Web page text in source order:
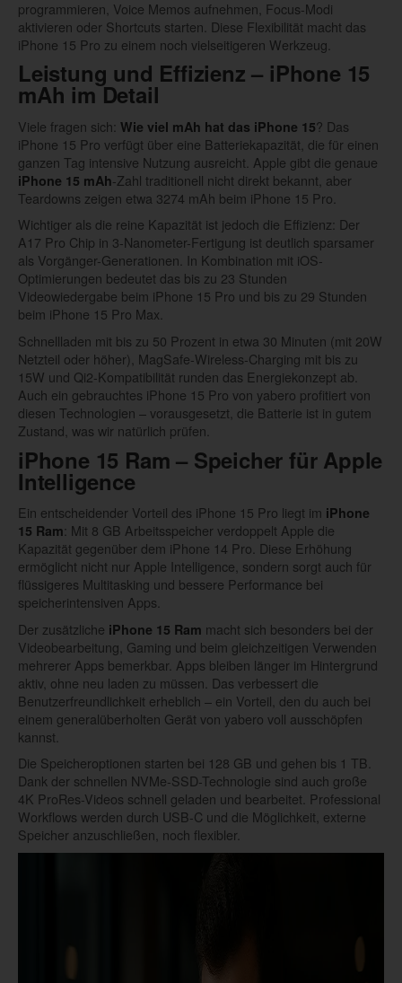
programmieren, Voice Memos aufnehmen, Focus-Modi
aktivieren oder Shortcuts starten. Diese Flexibilität macht das
iPhone 15 Pro zu einem noch vielseitigeren Werkzeug.
Leistung und Effizienz – iPhone 15
mAh im Detail
Viele fragen sich: Wie viel mAh hat das iPhone 15? Das
iPhone 15 Pro verfügt über eine Batteriekapazität, die für einen
ganzen Tag intensive Nutzung ausreicht. Apple gibt die genaue
iPhone 15 mAh-Zahl traditionell nicht direkt bekannt, aber
Teardowns zeigen etwa 3274 mAh beim iPhone 15 Pro.
Wichtiger als die reine Kapazität ist jedoch die Effizienz: Der
A17 Pro Chip in 3-Nanometer-Fertigung ist deutlich sparsamer
als Vorgänger-Generationen. In Kombination mit iOS-
Optimierungen bedeutet das bis zu 23 Stunden
Videowiedergabe beim iPhone 15 Pro und bis zu 29 Stunden
beim iPhone 15 Pro Max.
Schnellladen mit bis zu 50 Prozent in etwa 30 Minuten (mit 20W
Netzteil oder höher), MagSafe-Wireless-Charging mit bis zu
15W und Qi2-Kompatibilität runden das Energiekonzept ab.
Auch ein gebrauchtes iPhone 15 Pro von yabero profitiert von
diesen Technologien – vorausgesetzt, die Batterie ist in gutem
Zustand, was wir natürlich prüfen.
iPhone 15 Ram – Speicher für Apple
Intelligence
Ein entscheidender Vorteil des iPhone 15 Pro liegt im iPhone
15 Ram: Mit 8 GB Arbeitsspeicher verdoppelt Apple die
Kapazität gegenüber dem iPhone 14 Pro. Diese Erhöhung
ermöglicht nicht nur Apple Intelligence, sondern sorgt auch für
flüssigeres Multitasking und bessere Performance bei
speicherintensiven Apps.
Der zusätzliche iPhone 15 Ram macht sich besonders bei der
Videobearbeitung, Gaming und beim gleichzeitigen Verwenden
mehrerer Apps bemerkbar. Apps bleiben länger im Hintergrund
aktiv, ohne neu laden zu müssen. Das verbessert die
Benutzerfreundlichkeit erheblich – ein Vorteil, den du auch bei
einem generalüberholten Gerät von yabero voll ausschöpfen
kannst.
Die Speicheroptionen starten bei 128 GB und gehen bis 1 TB.
Dank der schnellen NVMe-SSD-Technologie sind auch große
4K ProRes-Videos schnell geladen und bearbeitet. Professional
Workflows werden durch USB-C und die Möglichkeit, externe
Speicher anzuschließen, noch flexibler.